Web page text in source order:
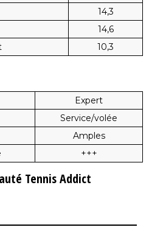
14,3
14,6
10,3
Expert
Service/volée
Amples
+++
Tennis Addict